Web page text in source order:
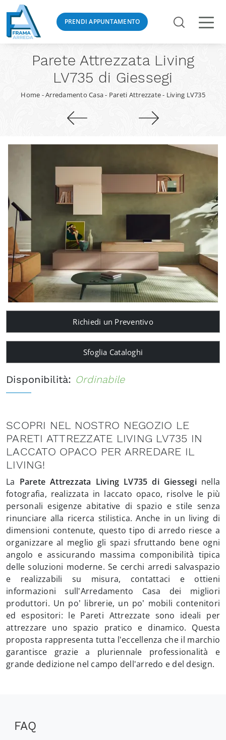
PRENDI APPUNTAMENTO
Parete Attrezzata Living
LV735 di Giessegi
Home -Arredamento Casa- Pareti Attrezzate- Living LV735
Richiedi un Preventivo
Sfoglia Cataloghi
Disponibilità: Ordinabile
SCOPRI NEL NOSTRO NEGOZIO LE
PARETI ATTREZZATE LIVING LV735 IN
LACCATO OPACO PER ARREDARE IL
LIVING!
La Parete Attrezzata Living LV735 di Giesseginella
fotografia, realizzata in laccato opaco, risolve le più
personali esigenze abitative di spazio e stile senza
rinunciare alla ricerca stilistica. Anche in un living di
dimensioni contenute, questo tipo di arredo riesce a
organizzare al meglio gli spazi sfruttando bene ogni
angolo e assicurando massima componibilità tipica
delle soluzioni moderne. Se cerchi arredi salvaspazio
e realizzabili su misura, contattaci e ottieni
informazioni sull'Arredamento Casa dei migliori
produttori. Un po’ librerie, un po’ mobili contenitori
ed espositori: le Pareti Attrezzate sono ideali per
attrezzare uno spazio pratico e dinamico. Questa
proposta rappresenta tutta l'eccellenza che il marchio
garantisce grazie a pluriennale professionalità e
grande dedizione nel campo dell'arredo e del design.
FAQ